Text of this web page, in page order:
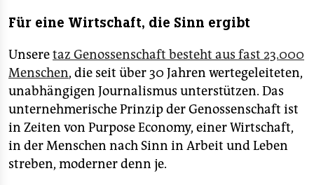
Für eine Wirtschaft, die Sinn ergibt
Unseretaz Genossenschaft besteht aus fast 23.000
Menschen, die seit über 30 Jahren wertegeleiteten,
unabhängigen Journalismus unterstützen. Das
unternehmerische Prinzip der Genossenschaft ist
in Zeiten von Purpose Economy, einer Wirtschaft,
in der Menschen nach Sinn in Arbeit und Leben
streben, moderner denn je.